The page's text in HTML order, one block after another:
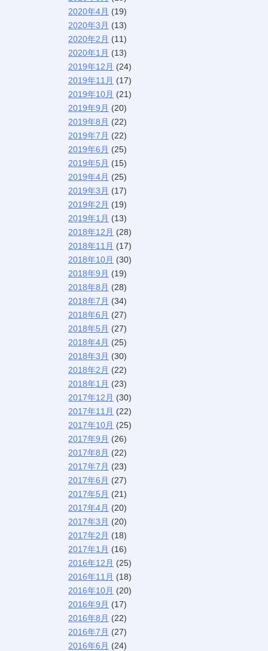
2020年4月 (19)
2020年3月 (13)
2020年2月 (11)
2020年1月 (13)
2019年12月 (24)
2019年11月 (17)
2019年10月 (21)
2019年9月 (20)
2019年8月 (22)
2019年7月 (22)
2019年6月 (25)
2019年5月 (15)
2019年4月 (25)
2019年3月 (17)
2019年2月 (19)
2019年1月 (13)
2018年12月 (28)
2018年11月 (17)
2018年10月 (30)
2018年9月 (19)
2018年8月 (28)
2018年7月 (34)
2018年6月 (27)
2018年5月 (27)
2018年4月 (25)
2018年3月 (30)
2018年2月 (22)
2018年1月 (23)
2017年12月 (30)
2017年11月 (22)
2017年10月 (25)
2017年9月 (26)
2017年8月 (22)
2017年7月 (23)
2017年6月 (27)
2017年5月 (21)
2017年4月 (20)
2017年3月 (20)
2017年2月 (18)
2017年1月 (16)
2016年12月 (25)
2016年11月 (18)
2016年10月 (20)
2016年9月 (17)
2016年8月 (22)
2016年7月 (27)
2016年6月 (24)